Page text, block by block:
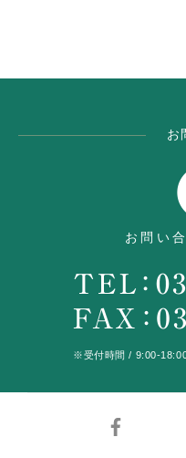
お
お問い
※受付時間 / 9:00-18:00